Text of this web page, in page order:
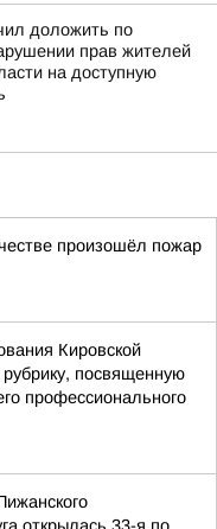
доложить по
прав жителей
на доступную
произошёл пожар
Кировской
посвященную
профессионального